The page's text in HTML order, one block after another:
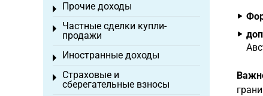
Прочие доходы
Toggle menu
Частные сделки купли-
продажи
Toggle menu
Иностранные доходы
Toggle menu
Страховые и
сберегательные взносы
Toggle menu